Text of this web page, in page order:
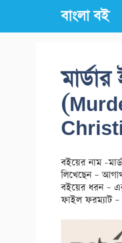
content
বাংলা বই
বইয়ের নাম -
লিখেছেন –
বইয়ের ধরন –
ফাইল ফরম্যাট –